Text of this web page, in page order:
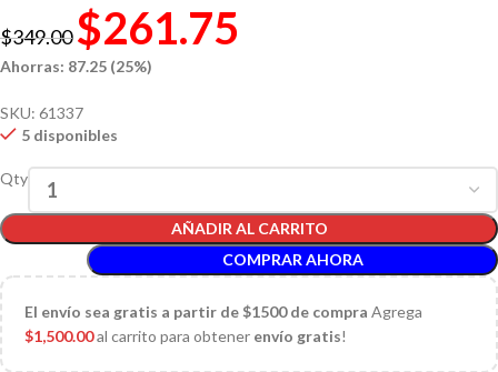
$349.00 $261.75
Ahorras: 87.25 (25%)
SKU: 61337
5 disponibles
Qty
AÑADIR AL CARRITO
COMPRAR AHORA
El envío sea gratis a partir de $1500 de compra Agrega
$1,500.00al carrito para obtener envío gratis!